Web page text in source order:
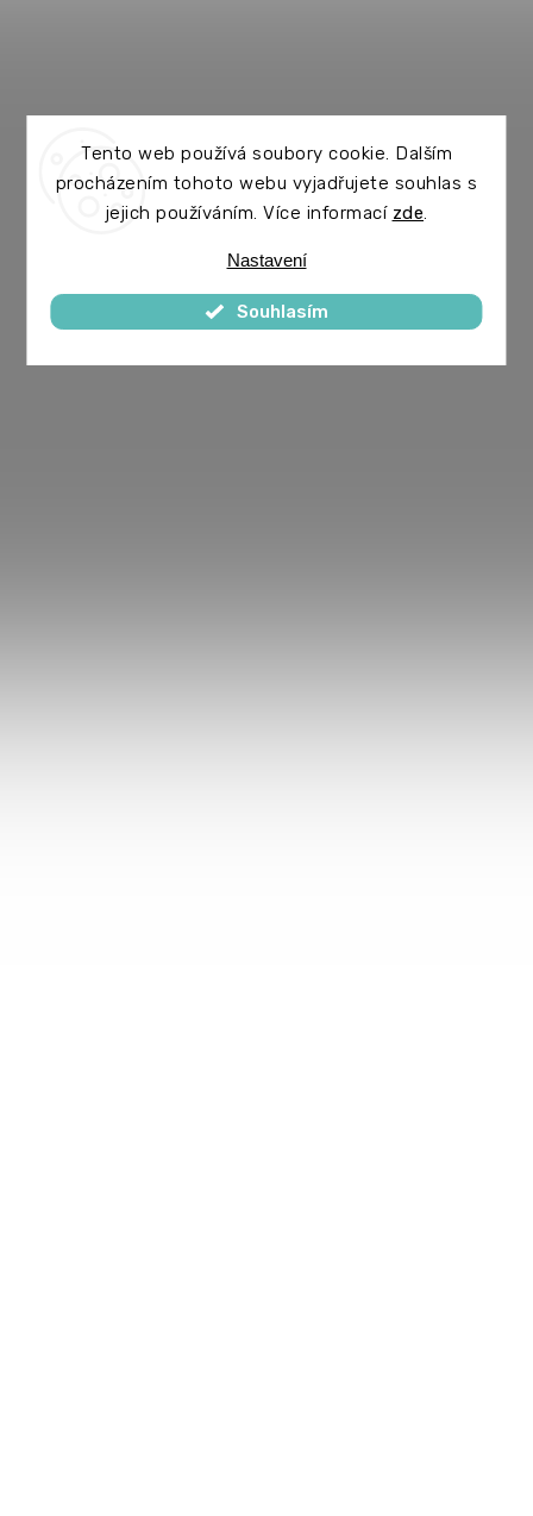
Tento web používá soubory cookie. Dalším
procházením tohoto webu vyjadřujete souhlas s
jejich používáním. Více informací zde
Nastavení
Souhlasím